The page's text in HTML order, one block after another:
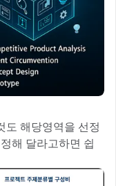
도 해당영역을 선정
해 달라고하면 쉽